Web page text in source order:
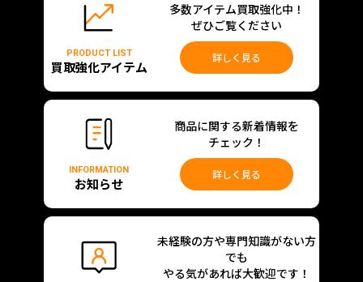
PRODUCT LIST
買取強化アイテム
多数アイテム買取強化中！
ぜひご覧ください
詳しく見る
INFORMATION
お知らせ
商品に関する新着情報を
チェック！
詳しく見る
未経験の方や専門知識がない方
でも
やる気があれば大歓迎です！